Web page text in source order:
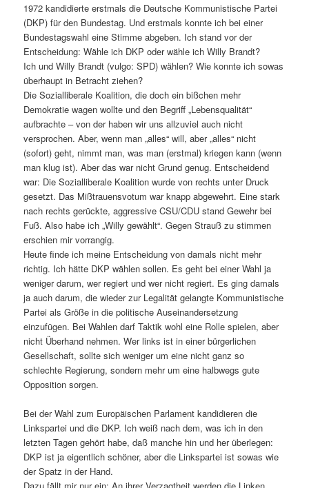
1972 kandidierte erstmals die Deutsche Kommunistische Partei
(DKP) für den Bundestag. Und erstmals konnte ich bei einer
Bundestagswahl eine Stimme abgeben. Ich stand vor der
Entscheidung: Wähle ich DKP oder wähle ich Willy Brandt?
Ich und Willy Brandt (vulgo: SPD) wählen? Wie konnte ich sowas
überhaupt in Betracht ziehen?
Die Sozialliberale Koalition, die doch ein bißchen mehr
Demokratie wagen wollte und den Begriff „Lebensqualität“
aufbrachte – von der haben wir uns allzuviel auch nicht
versprochen. Aber, wenn man „alles“ will, aber „alles“ nicht
(sofort) geht, nimmt man, was man (erstmal) kriegen kann (wenn
man klug ist). Aber das war nicht Grund genug. Entscheidend
war: Die Sozialliberale Koalition wurde von rechts unter Druck
gesetzt. Das Mißtrauensvotum war knapp abgewehrt. Eine stark
nach rechts gerückte, aggressive CSU/CDU stand Gewehr bei
Fuß. Also habe ich „Willy gewählt“. Gegen Strauß zu stimmen
erschien mir vorrangig.
Heute finde ich meine Entscheidung von damals nicht mehr
richtig. Ich hätte DKP wählen sollen. Es geht bei einer Wahl ja
weniger darum, wer regiert und wer nicht regiert. Es ging damals
ja auch darum, die wieder zur Legalität gelangte Kommunistische
Partei als Größe in die politische Auseinandersetzung
einzufügen. Bei Wahlen darf Taktik wohl eine Rolle spielen, aber
nicht Überhand nehmen. Wer links ist in einer bürgerlichen
Gesellschaft, sollte sich weniger um eine nicht ganz so
schlechte Regierung, sondern mehr um eine halbwegs gute
Opposition sorgen.
Bei der Wahl zum Europäischen Parlament kandidieren die
Linkspartei und die DKP. Ich weiß nach dem, was ich in den
letzten Tagen gehört habe, daß manche hin und her überlegen:
DKP ist ja eigentlich schöner, aber die Linkspartei ist sowas wie
der Spatz in der Hand.